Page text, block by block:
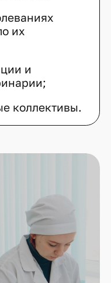
их
и
коллективы.